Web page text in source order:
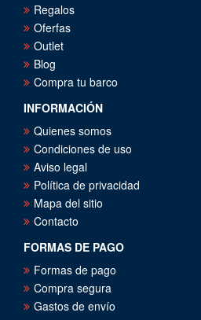
Regalos
Oferfas
Outlet
Blog
Compra tu barco
INFORMACIÓN
Quienes somos
Condiciones de uso
Aviso legal
Política de privacidad
Mapa del sitio
Contacto
FORMAS DE PAGO
Formas de pago
Compra segura
Gastos de envío